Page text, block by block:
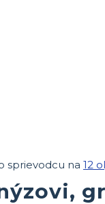
sprievodcu na 12